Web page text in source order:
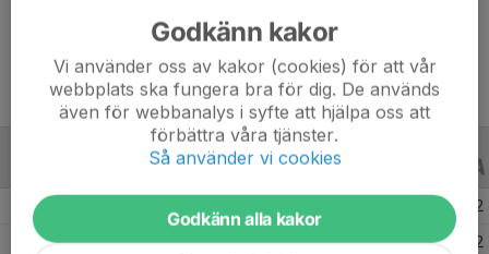
Lagets slitvarg och allt-i-allo. Kallas för "Marackas".
22/23
Säsongen 22/23 Senior Division 2 Stockholm 2
Säsongen 22/23 Senior Division 3 Stockholm 2 0 2
Godkänn kakor
Vi använder oss av kakor (cookies) för att vår
webbplats ska fungera bra för dig. De används
även för webbanalys i syfte att hjälpa oss att
förbättra våra tjänster.
Så använder vi cookies
Godkänn alla kakor